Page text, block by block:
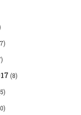
(8)